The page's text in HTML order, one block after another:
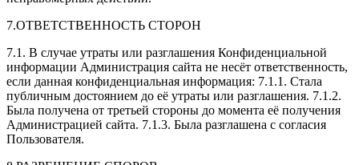
7.ОТВЕТСТВЕННОСТЬ СТОРОН
7.1. В случае утраты или разглашения Конфиденциальной
информации Администрация сайта не несёт ответственность,
если данная конфиденциальная информация: 7.1.1. Стала
публичным достоянием до её утраты или разглашения. 7.1.2.
Была получена от третьей стороны до момента её получения
Администрацией сайта. 7.1.3. Была разглашена с согласия
Пользователя.